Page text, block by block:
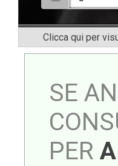
Clicca qui per
SE
PER A